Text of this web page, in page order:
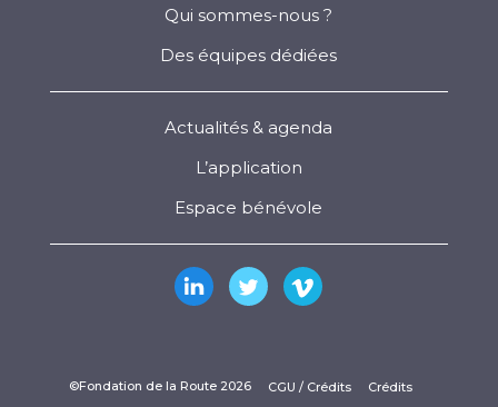
Qui sommes-nous ?
Des équipes dédiées
Actualités & agenda
L’application
Espace bénévole
©Fondation de la Route 2026 CGU / Crédits Crédits